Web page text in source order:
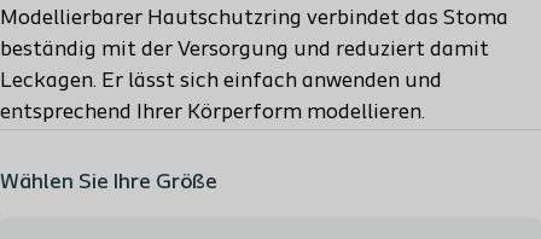
Modellierbarer Hautschutzring verbindet das Stoma
beständig mit der Versorgung und reduziert damit
Leckagen. Er lässt sich einfach anwenden und
entsprechend Ihrer Körperform modellieren.
Wählen Sie Ihre Größe